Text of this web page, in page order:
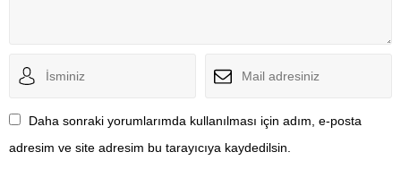
Daha sonraki yorumlarımda kullanılması için adım, e-posta
adresim ve site adresim bu tarayıcıya kaydedilsin.